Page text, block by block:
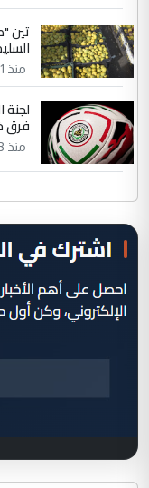
تين
منذ 11 ساعة
فرق
منذ 13 ساعة